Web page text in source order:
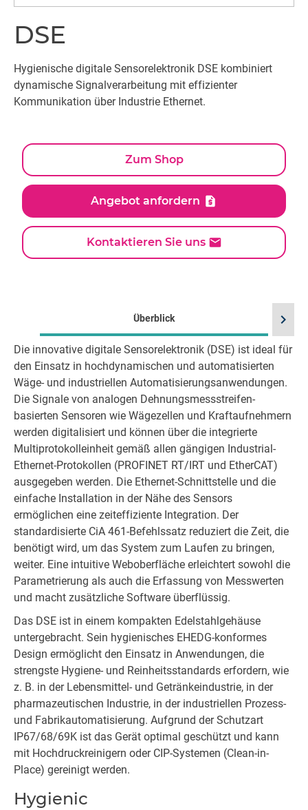
DSE
Hygienische digitale Sensorelektronik DSE kombiniert
dynamische Signalverarbeitung mit effizienter
Kommunikation über Industrie Ethernet.
Zum Shop
Angebot anfordern
Kontaktieren Sie uns
Überblick
Die innovative digitale Sensorelektronik (DSE) ist ideal für
den Einsatz in hochdynamischen und automatisierten
Wäge- und industriellen Automatisierungsanwendungen.
Die Signale von analogen Dehnungsmessstreifen-
basierten Sensoren wie Wägezellen und Kraftaufnehmern
werden digitalisiert und können über die integrierte
Multiprotokolleinheit gemäß allen gängigen Industrial-
Ethernet-Protokollen (PROFINET RT/IRT und EtherCAT)
ausgegeben werden. Die Ethernet-Schnittstelle und die
einfache Installation in der Nähe des Sensors
ermöglichen eine zeiteffiziente Integration. Der
standardisierte CiA 461-Befehlssatz reduziert die Zeit, die
benötigt wird, um das System zum Laufen zu bringen,
weiter. Eine intuitive Weboberfläche erleichtert sowohl die
Parametrierung als auch die Erfassung von Messwerten
und macht zusätzliche Software überflüssig.
Das DSE ist in einem kompakten Edelstahlgehäuse
untergebracht. Sein hygienisches EHEDG-konformes
Design ermöglicht den Einsatz in Anwendungen, die
strengste Hygiene- und Reinheitsstandards erfordern, wie
z. B. in der Lebensmittel- und Getränkeindustrie, in der
pharmazeutischen Industrie, in der industriellen Prozess-
und Fabrikautomatisierung. Aufgrund der Schutzart
IP67/68/69K ist das Gerät optimal geschützt und kann
mit Hochdruckreinigern oder CIP-Systemen (Clean-in-
Place) gereinigt werden.
Hygienic
chevron_right